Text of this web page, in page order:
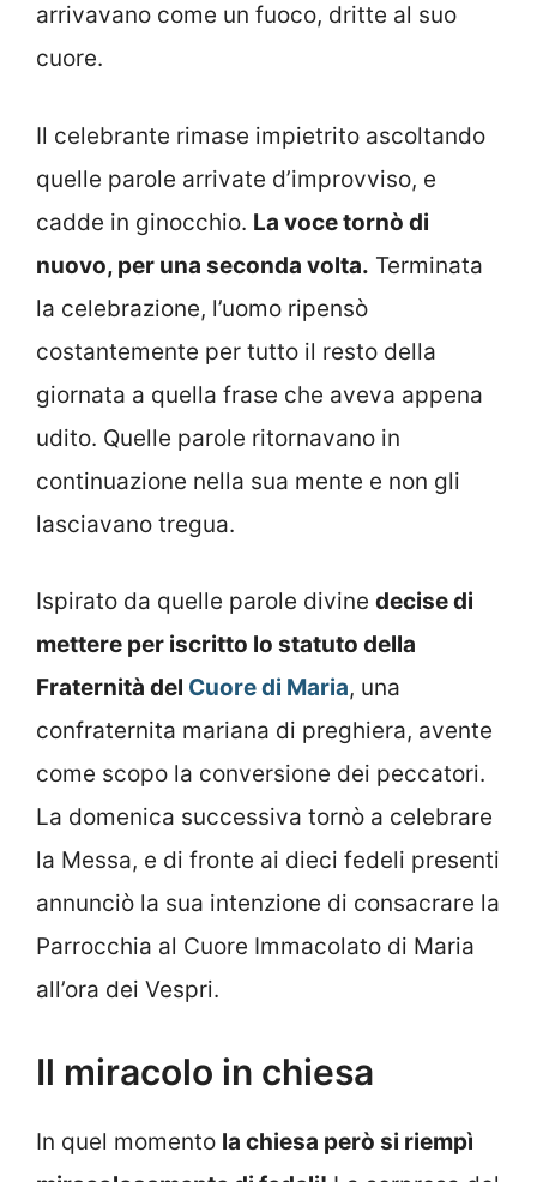
arrivavano come un fuoco, dritte al suo
cuore.
Il celebrante rimase impietrito ascoltando
quelle parole arrivate d’improvviso, e
cadde in ginocchio. La voce tornò di
nuovo, per una seconda volta. Terminata
la celebrazione, l’uomo ripensò
costantemente per tutto il resto della
giornata a quella frase che aveva appena
udito. Quelle parole ritornavano in
continuazione nella sua mente e non gli
lasciavano tregua.
Ispirato da quelle parole divine decise di
mettere per iscritto lo statuto della
Fraternità del Cuore di Maria, una
confraternita mariana di preghiera, avente
come scopo la conversione dei peccatori.
La domenica successiva tornò a celebrare
la Messa, e di fronte ai dieci fedeli presenti
annunciò la sua intenzione di consacrare la
Parrocchia al Cuore Immacolato di Maria
all’ora dei Vespri.
Il miracolo in chiesa
In quel momento la chiesa però si riempì